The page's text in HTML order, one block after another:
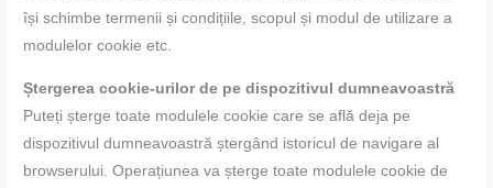
își schimbe termenii și condițiile, scopul și modul de utilizare a
modulelor cookie etc.
Ștergerea cookie-urilor de pe dispozitivul dumneavoastră
Puteți șterge toate modulele cookie care se află deja pe
dispozitivul dumneavoastră ștergând istoricul de navigare al
browserului. Operațiunea va șterge toate modulele cookie de